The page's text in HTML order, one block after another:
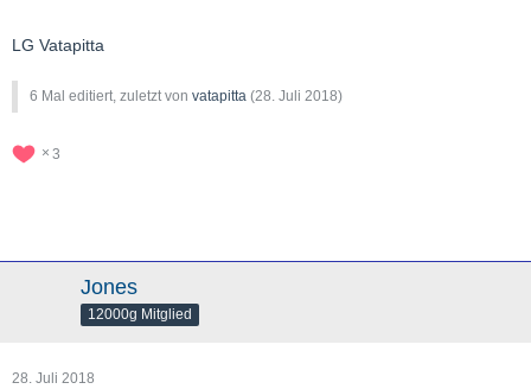
besichtigen: Kamoa-Kakula, Platreef und Kipushi.
Vereinbarung wird Ivanhoe Mines 196.602.037 Stammaktien an
Rahmen einer Privatplatzierung
Mines besitzen.
Direktoren in den erweiterten 11-köpfigen Vorstand von Ivanhoe
LG Vatapitta
6 Mal editiert, zuletzt von vatapitta (28. Juli 2018)
3
Jones
12000g Mitglied
28. Juli 2018